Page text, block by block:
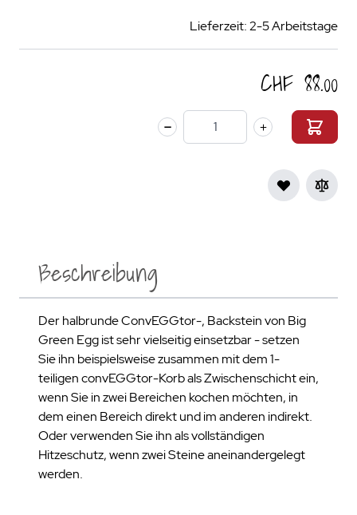
Lieferzeit: 2-5 Arbeitstage
CHF 88.00
Menge
Beschreibung
Der halbrunde ConvEGGtor-, Backstein von Big
Green Egg ist sehr vielseitig einsetzbar - setzen
Sie ihn beispielsweise zusammen mit dem 1-
teiligen convEGGtor-Korb als Zwischenschicht ein,
wenn Sie in zwei Bereichen kochen möchten, in
dem einen Bereich direkt und im anderen indirekt.
Oder verwenden Sie ihn als vollständigen
Hitzeschutz, wenn zwei Steine aneinandergelegt
werden.